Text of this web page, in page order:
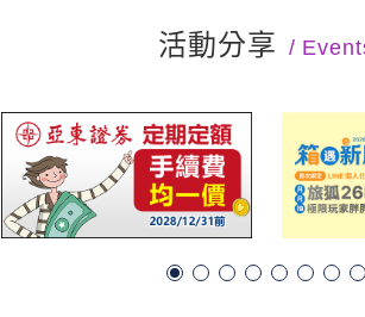
活動分享